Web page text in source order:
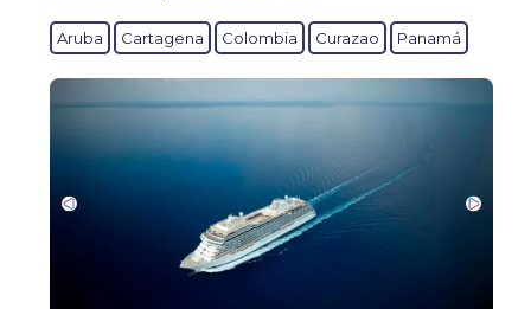
Aruba Cartagena Colombia Curazao Panamá